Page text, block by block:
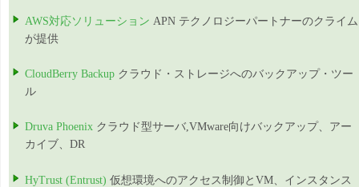
AWS対応ソリューション APN テクノロジーパートナーのクライム
が提供
CloudBerry Backup クラウド・ストレージへのバックアップ・ツー
ル
Druva Phoenix クラウド型サーバ,VMware向けバックアップ、アー
カイブ、DR
HyTrust (Entrust) 仮想環境へのアクセス制御とVM、インスタンス